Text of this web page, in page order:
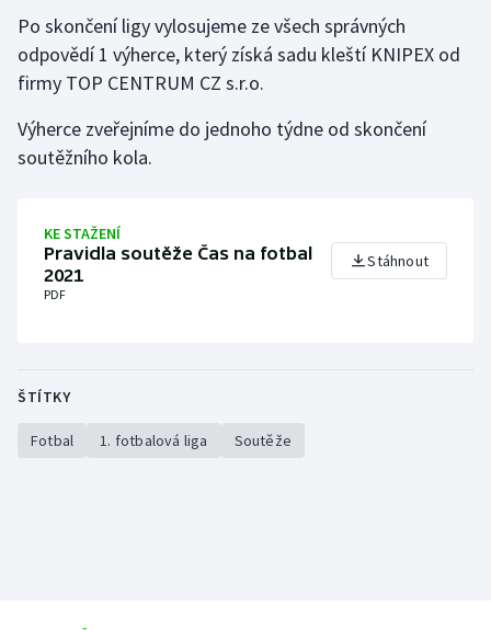
Jezdectví
Judo
Krasobruslení
Lyže a snowboard
Moderní pětiboj
Olympijské hry
Po skončení ligy vylosujeme ze všech správných
odpovědí 1 výherce, který získá sadu kleští KNIPEX od
firmy TOP CENTRUM CZ s.r.o.
Výherce zveřejníme do jednoho týdne od skončení
soutěžního kola.
KE STAŽENÍ
Pravidla soutěže Čas na fotbal
2021
PDF
Stáhnout
ŠTÍTKY
Fotbal 1. fotbalová liga Soutěže